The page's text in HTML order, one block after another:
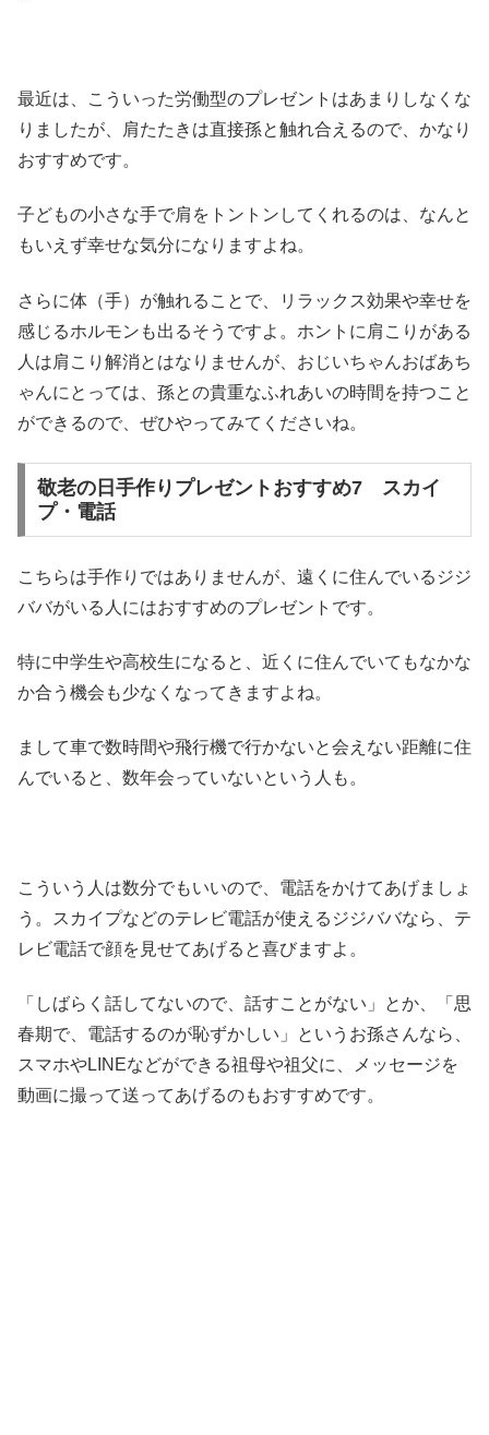
最近は、こういった労働型のプレゼントはあまりしなくな
りましたが、肩たたきは直接孫と触れ合えるので、かなり
おすすめです。
子どもの小さな手で肩をトントンしてくれるのは、なんと
もいえず幸せな気分になりますよね。
さらに体（手）が触れることで、リラックス効果や幸せを
感じるホルモンも出るそうですよ。ホントに肩こりがある
人は肩こり解消とはなりませんが、おじいちゃんおばあち
ゃんにとっては、孫との貴重なふれあいの時間を持つこと
ができるので、ぜひやってみてくださいね。
敬老の日手作りプレゼントおすすめ7 スカイ
プ・電話
こちらは手作りではありませんが、遠くに住んでいるジジ
ババがいる人にはおすすめのプレゼントです。
特に中学生や高校生になると、近くに住んでいてもなかな
か合う機会も少なくなってきますよね。
まして車で数時間や飛行機で行かないと会えない距離に住
んでいると、数年会っていないという人も。
こういう人は数分でもいいので、電話をかけてあげましょ
う。スカイプなどのテレビ電話が使えるジジババなら、テ
レビ電話で顔を見せてあげると喜びますよ。
「しばらく話してないので、話すことがない」とか、「思
春期で、電話するのが恥ずかしい」というお孫さんなら、
スマホやLINEなどができる祖母や祖父に、メッセージを
動画に撮って送ってあげるのもおすすめです。